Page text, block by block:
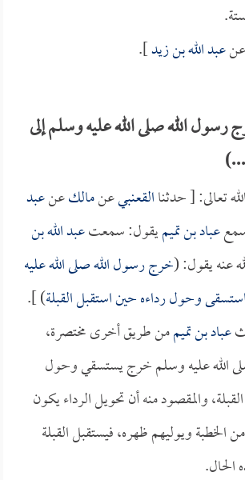
عنعبد الله بن زيد].
الله صلى الله عليه وسلم إلى
تعالى: [ حدثناالقعنبيعنمالكعنعبد
عباد بن تميميقول: سمعتعبد الله بن
عنه يقول: (خرج رسول الله صلى الله عليه
وحول رداءه حين استقبل القبلة) ].
عباد بن تميممن طريق أخرى مختصرة،
الله عليه وسلم خرج يستسقي وحول
والمقصود منه أن تحويل الرداء يكون
الخطبة ويوليهم ظهره، فيستقبل القبلة
الحال.